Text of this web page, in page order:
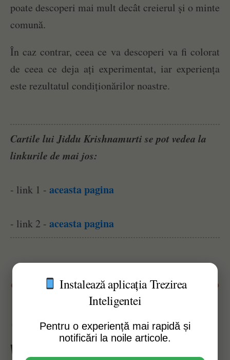
poate descoperi mai mult decât creierul și o minte
comună.
În caz contrar, ceea ce va descoperi va fi colorat
de ceea ce deja ați experimentat, iar experiența
este rezultatul condiționărilor noastre.
Cartile lui Jiddu Krishnamurti se pot vedea la
linkurile de mai jos:
- link 1 - aceasta pagina
- link 2 - aceasta pagina
Susține acest website
Afișări pagină:49
Vezi Și Alte Articole Similare:
Instalează aplicația Trezirea
Inteligentei
Pentru o experiență mai rapidă și
notificări la noile articole.